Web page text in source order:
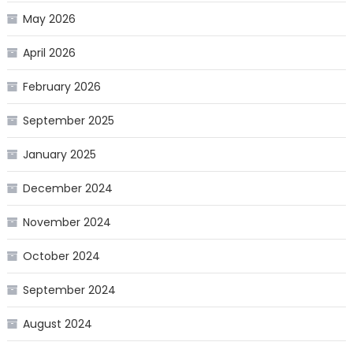
May 2026
April 2026
February 2026
September 2025
January 2025
December 2024
November 2024
October 2024
September 2024
August 2024